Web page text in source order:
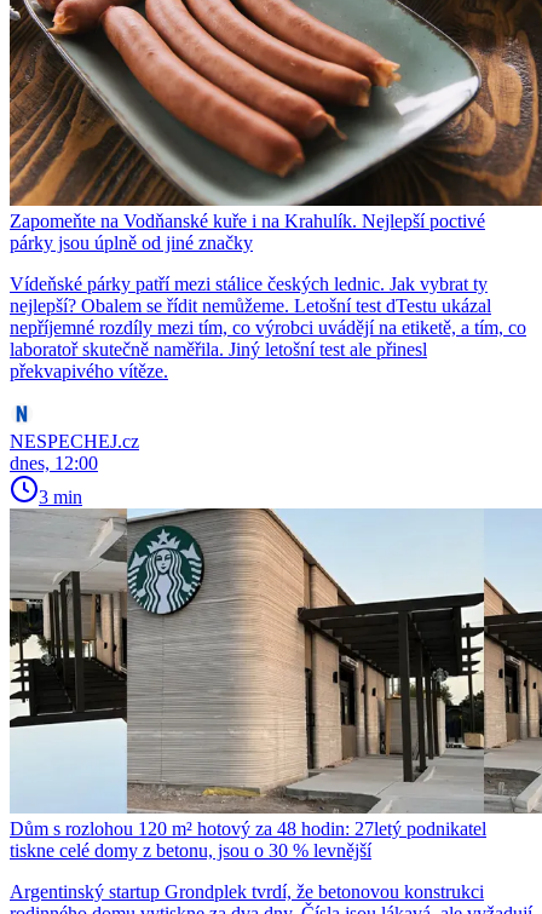
Zapomeňte na Vodňanské kuře i na Krahulík. Nejlepší poctivé
párky jsou úplně od jiné značky
Vídeňské párky patří mezi stálice českých lednic. Jak vybrat ty
nejlepší? Obalem se řídit nemůžeme. Letošní test dTestu ukázal
nepříjemné rozdíly mezi tím, co výrobci uvádějí na etiketě, a tím, co
laboratoř skutečně naměřila. Jiný letošní test ale přinesl
překvapivého vítěze.
NESPECHEJ.cz
dnes, 12:00
3 min
Dům s rozlohou 120 m² hotový za 48 hodin: 27letý podnikatel
tiskne celé domy z betonu, jsou o 30 % levnější
Argentinský startup Grondplek tvrdí, že betonovou konstrukci